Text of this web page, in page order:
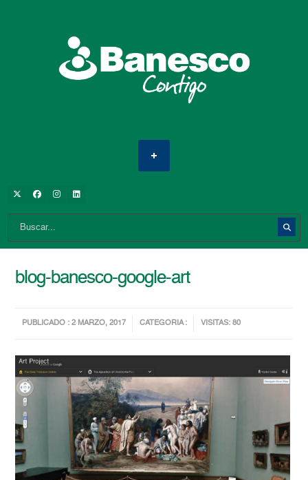
blog-banesco-google-art
PUBLICADO : 2 MARZO, 2017 CATEGORIA : VISITAS: 80